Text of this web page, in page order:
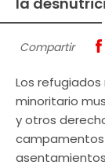
Compartir
Los
minoritario
y otros
campamentos